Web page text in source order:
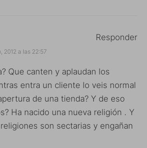
2012 a las 22:57
Que canten y aplaudan los
entra un cliente lo veis normal
de una tienda? Y de eso
Ha nacido una nueva religión . Y
son sectarias y engañan
Responder